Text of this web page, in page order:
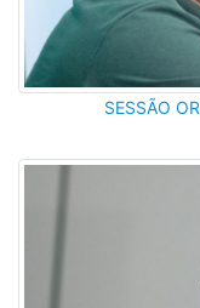
SESSÃO